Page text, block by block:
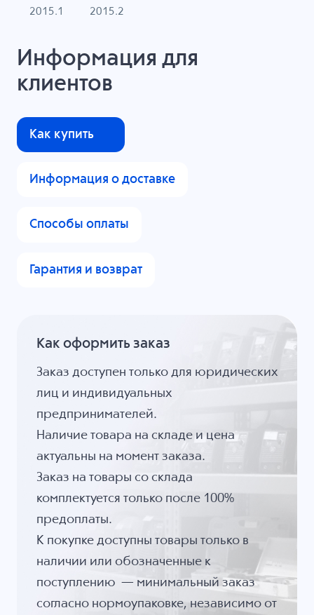
2015.1
2015.2
Информация для
клиентов
Как купить
Информация о доставке
Способы оплаты
Гарантия и возврат
Как оформить заказ
Заказ доступен только для юридических
лиц и индивидуальных
предпринимателей.
Наличие товара на складе и цена
актуальны на момент заказа.
Заказ на товары со склада
комплектуется только после 100%
предоплаты.
К покупке доступны товары только в
наличии или обозначенные к
поступлению — минимальный заказ
согласно нормоупаковке, независимо от